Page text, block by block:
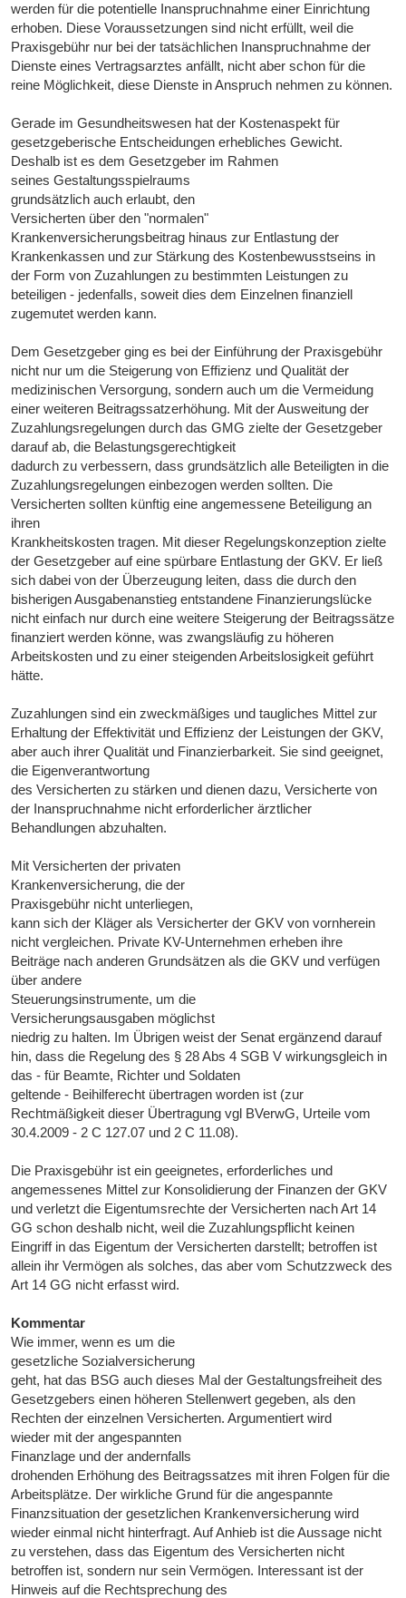
werden für die potentielle Inanspruchnahme einer Einrichtung
erhoben. Diese Voraussetzungen sind nicht erfüllt, weil die
Praxisgebühr nur bei der tatsächlichen Inanspruchnahme der
Dienste eines Vertragsarztes anfällt, nicht aber schon für die
reine Möglichkeit, diese Dienste in Anspruch nehmen zu können.
Gerade im Gesundheitswesen hat der Kostenaspekt für
gesetzgeberische Entscheidungen erhebliches Gewicht.
Deshalb ist es dem Gesetzgeber im Rahmen
seines Gestaltungsspielraums
grundsätzlich auch erlaubt, den
Versicherten über den "normalen"
Krankenversicherungsbeitrag hinaus zur Entlastung der
Krankenkassen und zur Stärkung des Kostenbewusstseins in
der Form von Zuzahlungen zu bestimmten Leistungen zu
beteiligen - jedenfalls, soweit dies dem Einzelnen finanziell
zugemutet werden kann.
Dem Gesetzgeber ging es bei der Einführung der Praxisgebühr
nicht nur um die Steigerung von Effizienz und Qualität der
medizinischen Versorgung, sondern auch um die Vermeidung
einer weiteren Beitragssatzerhöhung. Mit der Ausweitung der
Zuzahlungsregelungen durch das GMG zielte der Gesetzgeber
darauf ab, die Belastungsgerechtigkeit
dadurch zu verbessern, dass grundsätzlich alle Beteiligten in die
Zuzahlungsregelungen einbezogen werden sollten. Die
Versicherten sollten künftig eine angemessene Beteiligung an
ihren
Krankheitskosten tragen. Mit dieser Regelungskonzeption zielte
der Gesetzgeber auf eine spürbare Entlastung der GKV. Er ließ
sich dabei von der Überzeugung leiten, dass die durch den
bisherigen Ausgabenanstieg entstandene Finanzierungslücke
nicht einfach nur durch eine weitere Steigerung der Beitragssätze
finanziert werden könne, was zwangsläufig zu höheren
Arbeitskosten und zu einer steigenden Arbeitslosigkeit geführt
hätte.
Zuzahlungen sind ein zweckmäßiges und taugliches Mittel zur
Erhaltung der Effektivität und Effizienz der Leistungen der GKV,
aber auch ihrer Qualität und Finanzierbarkeit. Sie sind geeignet,
die Eigenverantwortung
des Versicherten zu stärken und dienen dazu, Versicherte von
der Inanspruchnahme nicht erforderlicher ärztlicher
Behandlungen abzuhalten.
Mit Versicherten der privaten
Krankenversicherung, die der
Praxisgebühr nicht unterliegen,
kann sich der Kläger als Versicherter der GKV von vornherein
nicht vergleichen. Private KV-Unternehmen erheben ihre
Beiträge nach anderen Grundsätzen als die GKV und verfügen
über andere
Steuerungsinstrumente, um die
Versicherungsausgaben möglichst
niedrig zu halten. Im Übrigen weist der Senat ergänzend darauf
hin, dass die Regelung des § 28 Abs 4 SGB V wirkungsgleich in
das - für Beamte, Richter und Soldaten
geltende - Beihilferecht übertragen worden ist (zur
Rechtmäßigkeit dieser Übertragung vgl BVerwG, Urteile vom
30.4.2009 - 2 C 127.07 und 2 C 11.08).
Die Praxisgebühr ist ein geeignetes, erforderliches und
angemessenes Mittel zur Konsolidierung der Finanzen der GKV
und verletzt die Eigentumsrechte der Versicherten nach Art 14
GG schon deshalb nicht, weil die Zuzahlungspflicht keinen
Eingriff in das Eigentum der Versicherten darstellt; betroffen ist
allein ihr Vermögen als solches, das aber vom Schutzzweck des
Art 14 GG nicht erfasst wird.
Kommentar
Wie immer, wenn es um die
gesetzliche Sozialversicherung
geht, hat das BSG auch dieses Mal der Gestaltungsfreiheit des
Gesetzgebers einen höheren Stellenwert gegeben, als den
Rechten der einzelnen Versicherten. Argumentiert wird
wieder mit der angespannten
Finanzlage und der andernfalls
drohenden Erhöhung des Beitragssatzes mit ihren Folgen für die
Arbeitsplätze. Der wirkliche Grund für die angespannte
Finanzsituation der gesetzlichen Krankenversicherung wird
wieder einmal nicht hinterfragt. Auf Anhieb ist die Aussage nicht
zu verstehen, dass das Eigentum des Versicherten nicht
betroffen ist, sondern nur sein Vermögen. Interessant ist der
Hinweis auf die Rechtsprechung des